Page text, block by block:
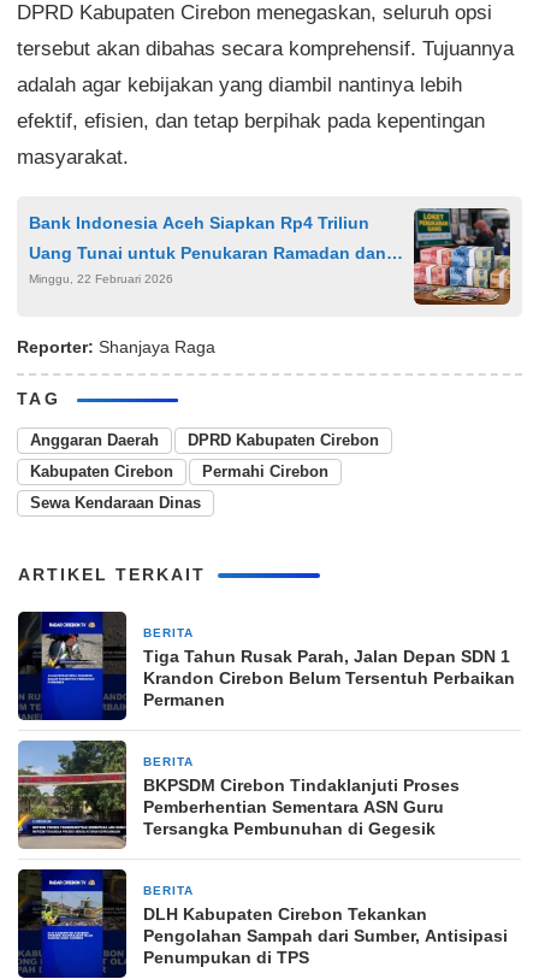
DPRD Kabupaten Cirebon menegaskan, seluruh opsi
tersebut akan dibahas secara komprehensif. Tujuannya
adalah agar kebijakan yang diambil nantinya lebih
efektif, efisien, dan tetap berpihak pada kepentingan
masyarakat.
Bank Indonesia Aceh Siapkan Rp4 Triliun
Uang Tunai untuk Penukaran Ramadan dan
Idul Fitri 1447 H
Minggu, 22 Februari 2026
Reporter: Shanjaya Raga
TAG
Anggaran Daerah
DPRD Kabupaten Cirebon
Kabupaten Cirebon
Permahi Cirebon
Sewa Kendaraan Dinas
ARTIKEL TERKAIT
BERITA
Tiga Tahun Rusak Parah, Jalan Depan SDN 1
Krandon Cirebon Belum Tersentuh Perbaikan
Permanen
BERITA
BKPSDM Cirebon Tindaklanjuti Proses
Pemberhentian Sementara ASN Guru
Tersangka Pembunuhan di Gegesik
BERITA
DLH Kabupaten Cirebon Tekankan
Pengolahan Sampah dari Sumber, Antisipasi
Penumpukan di TPS